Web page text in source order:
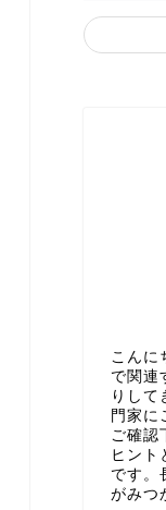
こんに
で関連
りして
門家に
ご確認
ヒント
です。
がみつ